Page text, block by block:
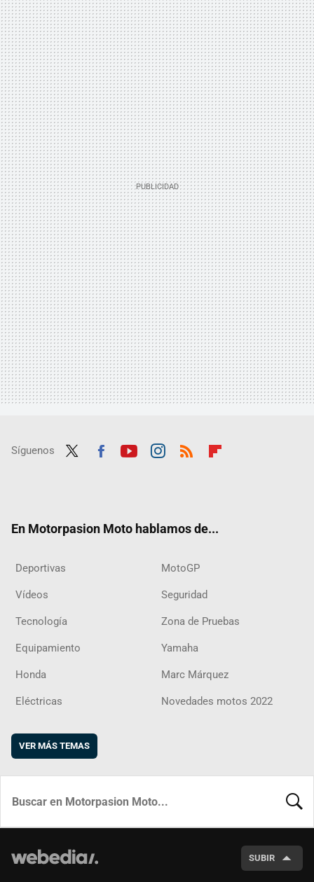
Síguenos
En Motorpasion Moto hablamos de...
Deportivas MotoGP
Vídeos Seguridad
Tecnología Zona de Pruebas
Equipamiento Yamaha
Honda Marc Márquez
Eléctricas Novedades motos 2022
VER MÁS TEMAS
SUBIR